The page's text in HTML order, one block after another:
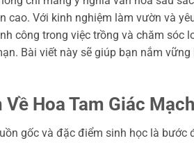
cao. Với kinh nghiệm làm vườn và
công trong việc trồng và chăm sóc
Bài viết này sẽ giúp bạn nắm
Về Hoa Tam Giác
gốc và đặc điểm sinh học là bước